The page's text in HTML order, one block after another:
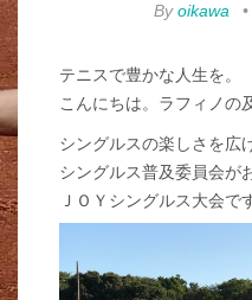
Byoikawa •
テニスで豊かな人生を。
こんにちは。ラフィノの
シングルスの楽しさを広
シングルス普及委員会が
ＪＯＹシングルス大会で